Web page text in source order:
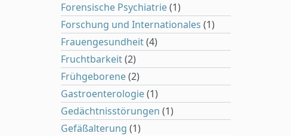
Forensische Psychiatrie(1)
Forschung und Internationales (1)
Frauengesundheit(4)
Fruchtbarkeit(2)
Frühgeborene(2)
Gastroenterologie(1)
Gedächtnisstörungen (1)
Gefäßalterung (1)